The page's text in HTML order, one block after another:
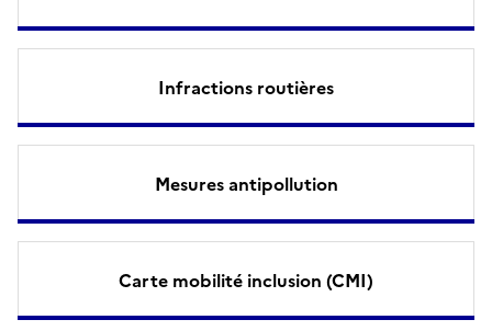
Infractions routières
Mesures antipollution
Carte mobilité inclusion (CMI)